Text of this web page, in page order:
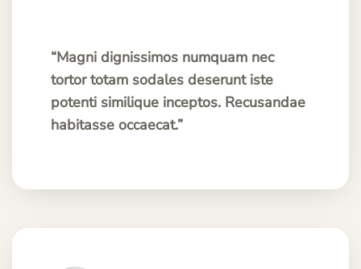
“Magni dignissimos numquam nec
tortor totam sodales deserunt iste
potenti similique inceptos. Recusandae
habitasse occaecat.”